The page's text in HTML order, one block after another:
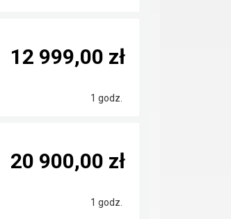
1 godz.
12 999,00 zł
1 godz.
20 900,00 zł